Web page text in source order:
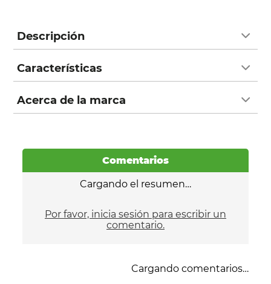
Descripción
Características
Acerca de la marca
Comentarios
Cargando el resumen…
Por favor, inicia sesión para escribir un
comentario.
Cargando comentarios…